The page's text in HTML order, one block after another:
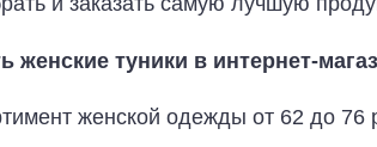
женские туники в интернет-
женской одежды от 62 до 76